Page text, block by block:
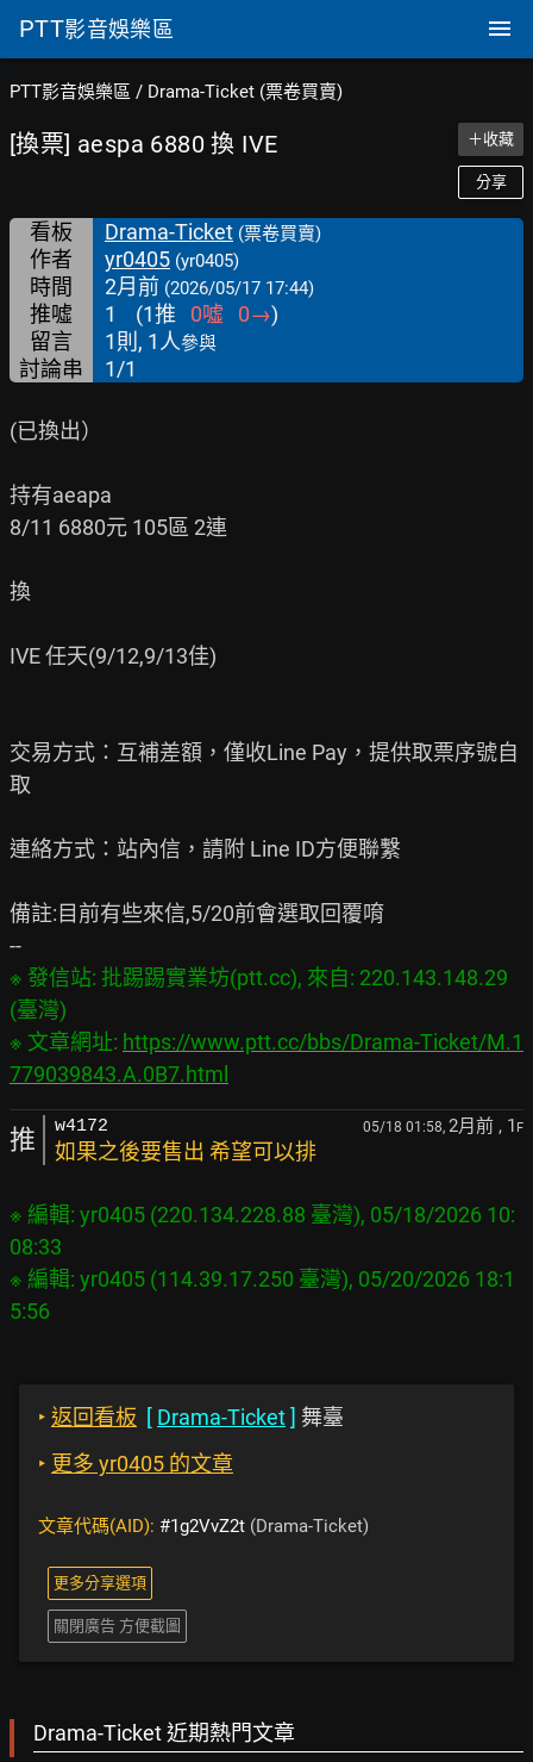
PTT影音娛樂區
PTT影音娛樂區 / Drama-Ticket (票卷買賣)
[換票] aespa 6880 換 IVE ＋收藏
分享
看板 Drama-Ticket (票卷買賣)
作者 yr0405 (yr0405)
時間 2月前 (2026/05/17 17:44)
推噓 1 (1推 0噓 0→)
留言
1則, 1人參與
討論串 1/1
(已換出）
持有aeapa
8/11 6880元 105區 2連
換
IVE 任天(9/12,9/13佳)
交易方式：互補差額，僅收Line Pay，提供取票序號自
取
連絡方式：站內信，請附 Line ID方便聯繫
備註:目前有些來信,5/20前會選取回覆唷
※ 發信站: 批踢踢實業坊(ptt.cc), 來自: 220.143.148.29
(臺灣)
※ 文章網址: https://www.ptt.cc/bbs/Drama-Ticket/M.1
779039843.A.0B7.html
推 w4172 05/18 01:58, 2月前 , 1 F
如果之後要售出 希望可以排
※ 編輯: yr0405 (220.134.228.88 臺灣), 05/18/2026 10:
08:33
※ 編輯: yr0405 (114.39.17.250 臺灣), 05/20/2026 18:1
‣ 返回看板 [ Drama-Ticket] 舞臺
‣ 更多 yr0405 的文章
文章代碼(AID): #1g2VvZ2t (Drama-Ticket)
更多分享選項
關閉廣告 方便截圖
Drama-Ticket 近期熱門文章